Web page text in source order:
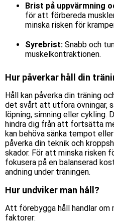
Brist på uppvärmning
för att förbereda
minska risken för
Syrebrist: Snabb och
muskelkontraktionen.
Hur påverkar håll din
Håll kan påverka din träning
det svårt att utföra övningar,
löpning, simning eller cykling.
hindra dig från att fortsätta
kan behöva sänka tempot
påverka din teknik och
skador. För att minska risken
fokusera på en balanserad
andning under träningen.
Hur undviker man håll?
Att förebygga håll handlar
faktorer: